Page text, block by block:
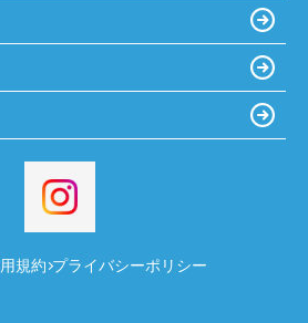
規約 プライバシーポリシー